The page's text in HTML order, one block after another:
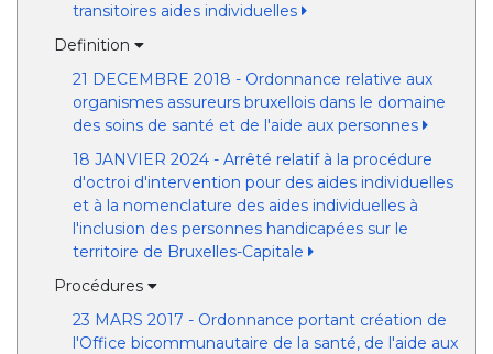
transitoires aides individuelles
Definition
21 DECEMBRE 2018 - Ordonnance relative aux
organismes assureurs bruxellois dans le domaine
des soins de santé et de l'aide aux personnes
18 JANVIER 2024 - Arrêté relatif à la procédure
d'octroi d'intervention pour des aides individuelles
et à la nomenclature des aides individuelles à
l'inclusion des personnes handicapées sur le
territoire de Bruxelles-Capitale
Procédures
23 MARS 2017 - Ordonnance portant création de
l'Office bicommunautaire de la santé, de l'aide aux